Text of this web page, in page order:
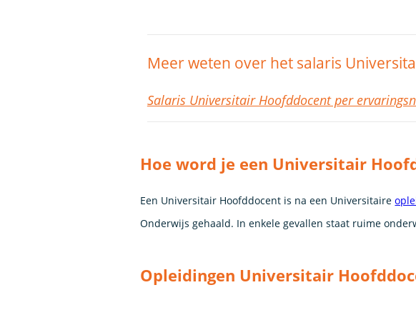
Meer weten over het salaris
Salaris Universitair Hoofddocent per
Hoe word je een Universitair
Een Universitair Hoofddocent is na een Universitaire
Onderwijs gehaald. In enkele gevallen staat ruime
Opleidingen Universitair